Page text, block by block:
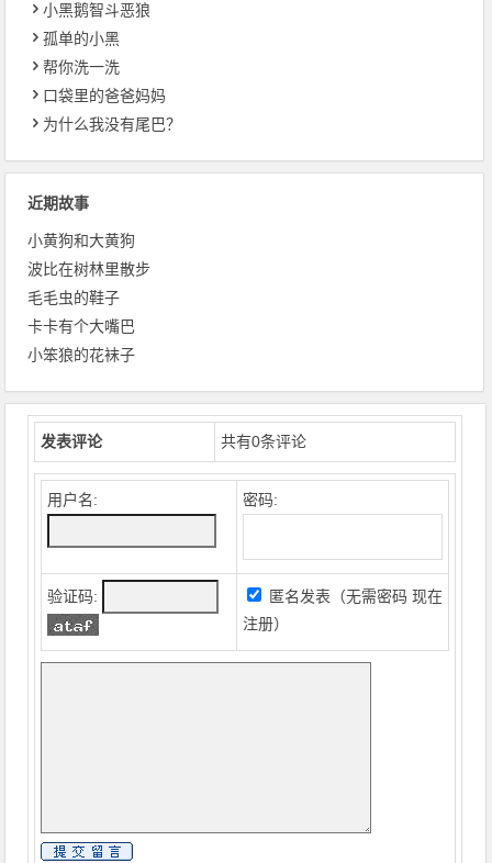
小黑鹅智斗恶狼
孤单的小黑
帮你洗一洗
口袋里的爸爸妈妈
为什么我没有尾巴？
近期故事
小黄狗和大黄狗
波比在树林里散步
毛毛虫的鞋子
卡卡有个大嘴巴
小笨狼的花袜子
发表评论 共有0条评论
用户名: 密码:
验证码: 匿名发表（无需密码现在
注册）